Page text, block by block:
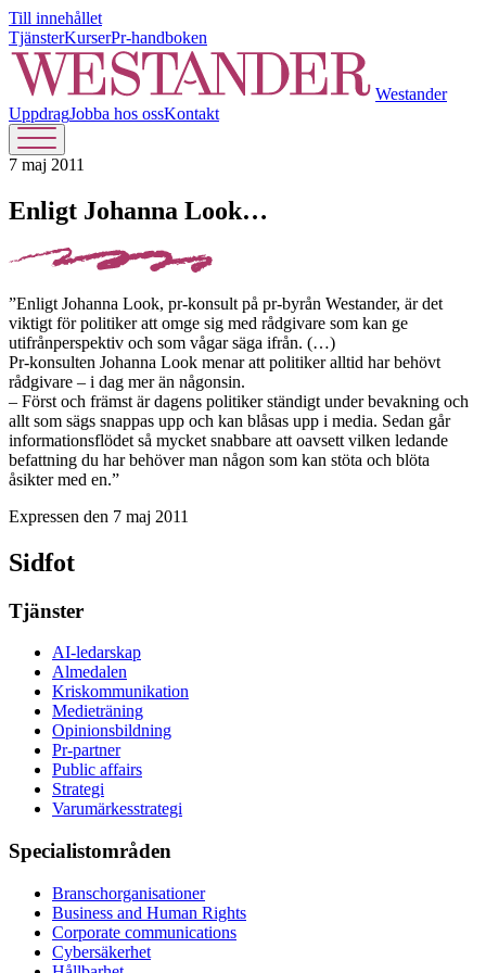
Till innehållet
TjänsterKurserPr-handboken
Westander
UppdragJobba hos ossKontakt
7 maj 2011
Enligt Johanna Look…
”Enligt Johanna Look, pr-konsult på pr-byrån Westander, är det
viktigt för politiker att omge sig med rådgivare som kan ge
utifrånperspektiv och som vågar säga ifrån. (…)
Pr-konsulten Johanna Look menar att politiker alltid har behövt
rådgivare – i dag mer än någonsin.
– Först och främst är dagens politiker ständigt under bevakning och
allt som sägs snappas upp och kan blåsas upp i media. Sedan går
informationsflödet så mycket snabbare att oavsett vilken ledande
befattning du har behöver man någon som kan stöta och blöta
åsikter med en.”
Expressen den 7 maj 2011
Sidfot
Tjänster
AI-ledarskap
Almedalen
Kris­kommunikation
Medieträning
Opinionsbildning
Pr-partner
Public affairs
Strategi
Varumärkesstrategi
Specialistområden
Branschorganisationer
Business and Human Rights
Corporate communications
Cybersäkerhet